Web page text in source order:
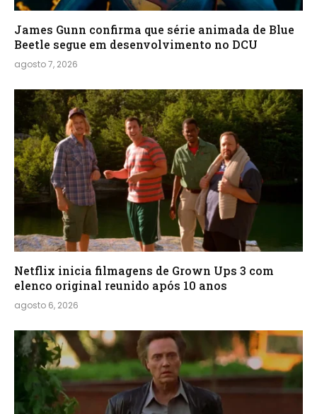
James Gunn confirma que série animada de Blue
Beetle segue em desenvolvimento no DCU
agosto 7, 2026
Netflix inicia filmagens de Grown Ups 3 com
elenco original reunido após 10 anos
agosto 6, 2026